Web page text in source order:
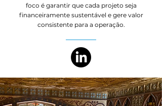
foco é garantir que cada projeto seja
financeiramente sustentável e gere valor
consistente para a operação.